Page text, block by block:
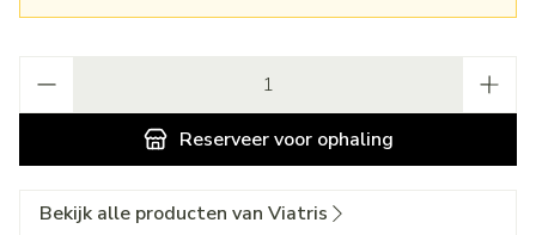
Reserveervoor ophaling
Bekijk alle producten van Viatris